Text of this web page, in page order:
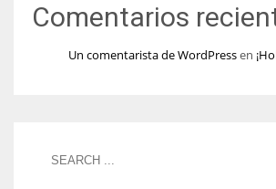
Comentarios
Un comentarista de WordPressen